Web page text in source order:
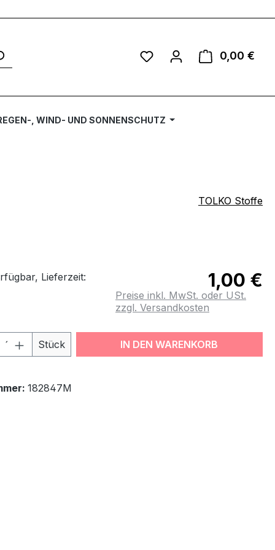
Du hast 0 Produkte auf
0,00 €
, WIND- UND SONNENSCHUTZ
TOLKO Stoffe
Lieferzeit:
1,00 €
Preise inkl. MwSt. oder USt.
zzgl. Versandkosten
Anzahl: Gib den gewünschten
Stück IN DEN WARENKORB
182847M